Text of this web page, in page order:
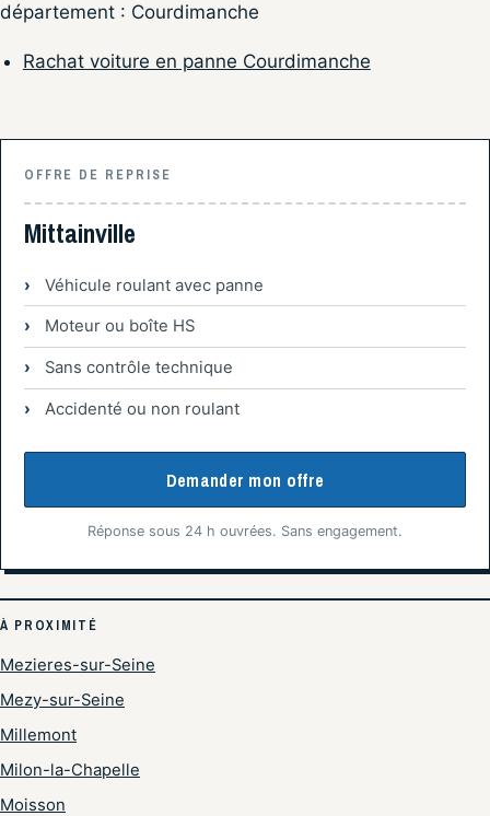
département : Courdimanche
Rachat voiture en panne Courdimanche
OFFRE DE REPRISE
Mittainville
Véhicule roulant avec panne
Moteur ou boîte HS
Sans contrôle technique
Accidenté ou non roulant
Demander mon offre
Réponse sous 24 h ouvrées. Sans engagement.
À PROXIMITÉ
Mezieres-sur-Seine
Mezy-sur-Seine
Millemont
Milon-la-Chapelle
Moisson